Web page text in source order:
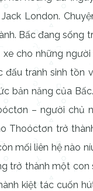
London.
Bấc đang sống
xe cho những
đấu tranh sinh tồn
bản năng của
– người chủ
Thoóctơn trở
mối liên hệ nào
trở thành một con
kiệt tác cuốn